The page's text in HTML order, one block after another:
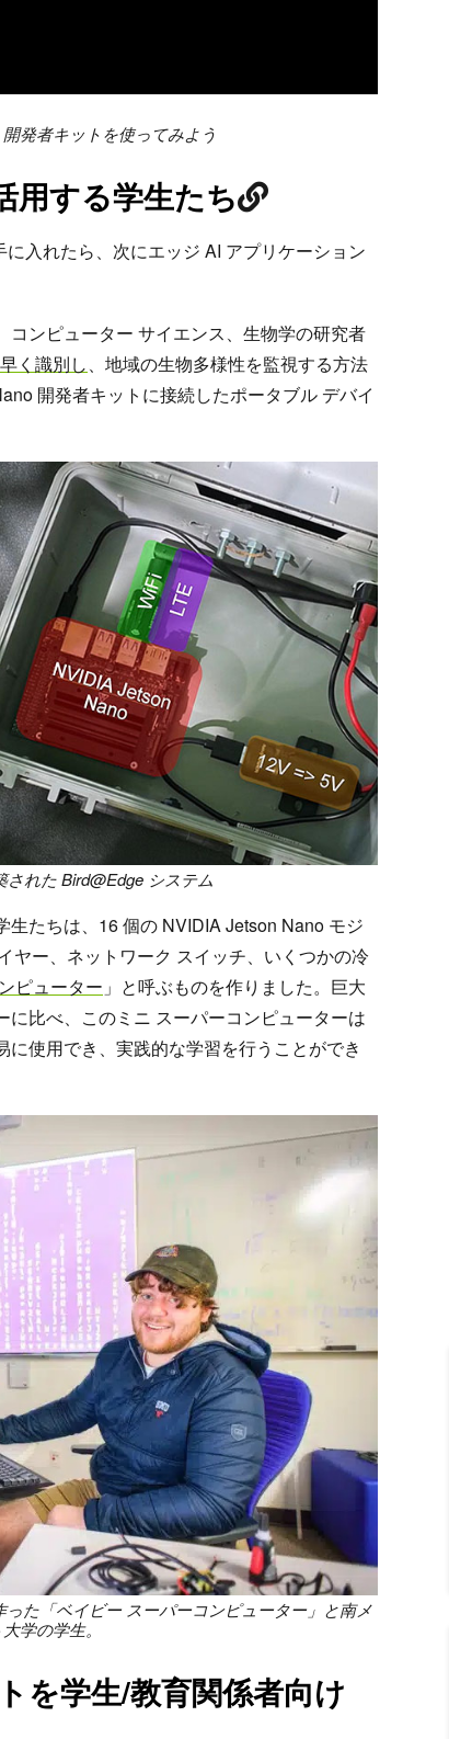
発者キットを使ってみよう
用する学生たち
入れたら、次にエッジ AI アプリケーション
ンピューター サイエンス、生物学の研究者
く識別し、地域の生物多様性を監視する方法
開発者キットに接続したポータブル デバイ
れた Bird@Edge システム
たちは、16 個の NVIDIA Jetson Nano モジ
ヤー、ネットワーク スイッチ、いくつかの冷
ピューター 」と呼ぶものを作りました。巨大
比べ、このミニ スーパーコンピューターは
使用でき、実践的な学習を行うことができ
た「ベイビー スーパーコンピューター」と南メ
学の学生。
を学生/教育関係者向け